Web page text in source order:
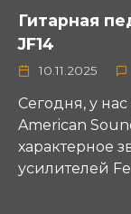
Гитарная
JF14
10.11.2025
Сегодня, у
American
характерное
усилителей